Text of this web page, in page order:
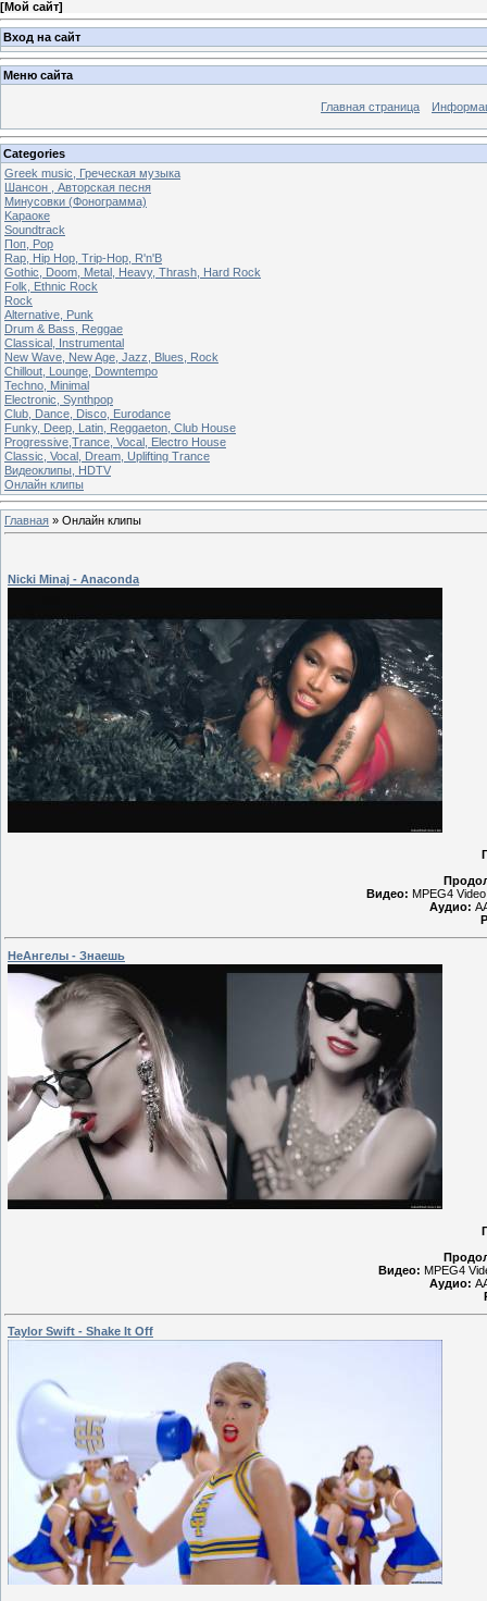
[Мой сайт]
Вход на сайт
Меню сайта
Главная страница
Categories
Greek music, Греческая музыка
Шансон , Авторская песня
Минусовки (Фонограмма)
Kараоке
Soundtrack
Поп, Pop
Rap, Hip Hop, Trip-Hop, R'n'B
Gothic, Doom, Metal, Heavy, Thrash, Hard Rock
Folk, Ethnic Rock
Rock
Alternative, Punk
Drum & Bass, Reggae
Classical, Instrumental
New Wave, New Age, Jazz, Blues, Rock
Chillout, Lounge, Downtempo
Techno, Minimal
Electronic, Synthpop
Club, Dance, Disco, Eurodance
Funky, Deep, Latin, Reggaeton, Club House
Progressive,Trance, Vocal, Electro House
Classic, Vocal, Dream, Uplifting Trance
Видеоклипы, HDTV
Oнлайн клипы
Главная » Oнлайн клипы
Nicki Minaj - Anaconda
Видео: MPEG4
Аудио:
НеАнгелы - Знаешь
Видео: MPEG4
Аудио:
Taylor Swift - Shake It Off